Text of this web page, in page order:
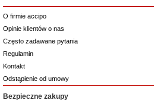
O firmie accipo
Opinie klientów o nas
Często zadawane pytania
Regulamin
Kontakt
Odstąpienie od umowy
Bezpieczne zakupy